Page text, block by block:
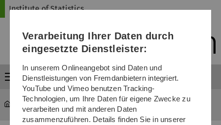
Direkt
Direkt
Direkt
(Sprache,
Drucken,
Media)
Direkt
Direkt
Institute of Statistics
Menü
Elementare WR und Statistik
Verarbeitung Ihrer Daten durch
eingesetzte Dienstleister:
In unserem Onlineangebot sind Daten und
Dienstleistungen von Fremdanbietern integriert.
YouTube und Vimeo benutzen Tracking-
Technologien, um Ihre Daten für eigene Zwecke zu
verarbeiten und mit anderen Daten
zusammenzuführen. Details finden Sie in unserer